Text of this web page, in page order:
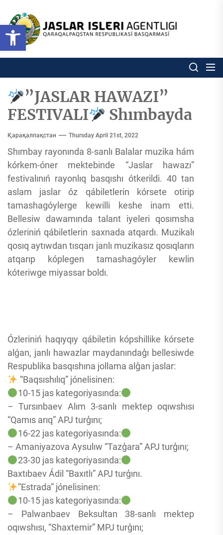
Open toolbar
content
Respublikası
basqarması
Ózbekstan jaslar isleri
”JASLAR HAWAZI”
FESTIVALI
Shımbayda
Қарақалпақстан Thursday April 21st, 2022
Shımbay rayonında 8-sanlı Balalar muzika hám
kórkem-óner mektebinde “Jaslar hawazı”
festivalınıń rayonlıq basqıshı ótkerildi. 40 tan
aslam jaslar óz qábiletlerin kórsete otirip
tamashagóylerge kewilli keshe inam etti.
Bellesiw dawamında talant iyeleri qosımsha
ózleriniń qábiletlerin saxnada atqardı. Muzikalı
qosıq aytıwdan tısqarı janlı muzikasız qosıqların
atqarıp kóplegen tamashagóyler kewlin
kóteriwge miyassar boldı.
Ózleriniń haqıyqıy qábiletin kópshillike kórsete
alǵan, janlı hawazlar maydanındaģı bellesiwde
Respublika basqıshına jollama alģan jaslar:
“Baqsıshılıq” jónelisinen:
10-15 jas kategoriyasında:
– Tursınbaev Alım 3-sanlı mektep oqıwshısı
“Qamıs arıq” APJ turģını;
16-22 jas kategoriyasında:
– Amaniyazova Aysulıw “Tazģara” APJ turģını;
23-30 jas kategoriyasında:
Baxtıbaev Ádil “Baxıtlı” APJ turģını.
”Estrada” jónelisinen:
10-15 jas kategoriyasında:
– Palwanbaev Beksultan 38-sanlı mektep
oqıwshısı, “Shaxtemir” MPJ turģını;